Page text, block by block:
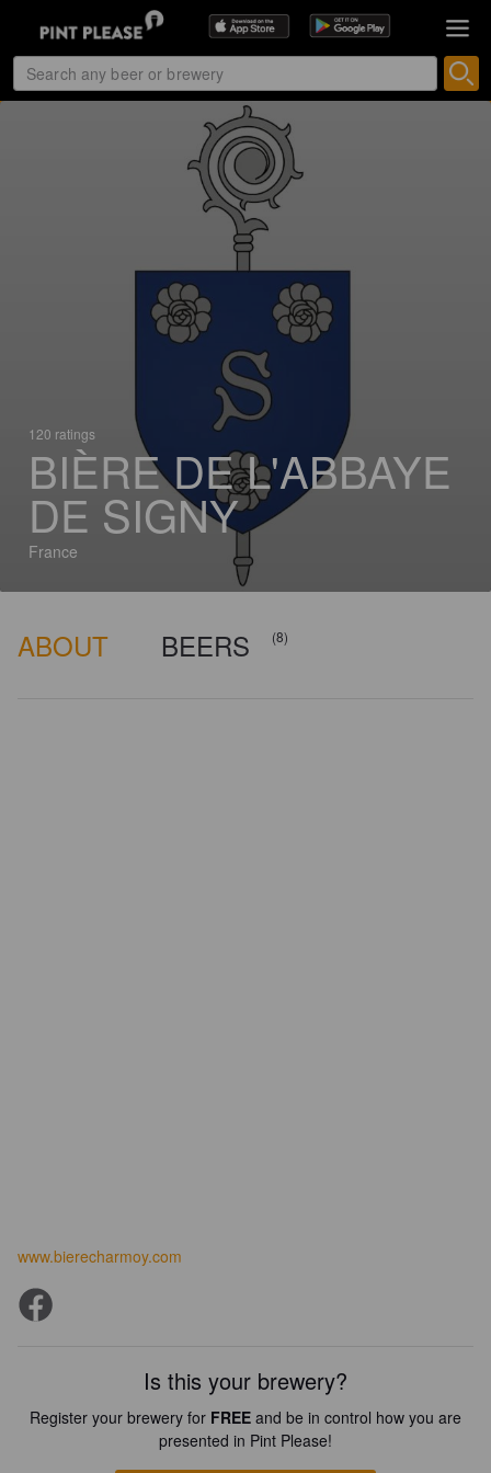
120 ratings
BIÈRE DE L'ABBAYE
DE SIGNY
France
ABOUT BEERS (8)
www.bierecharmoy.com
Is this your brewery?
Register your brewery for FREE and be in control how you are
presented in Pint Please!